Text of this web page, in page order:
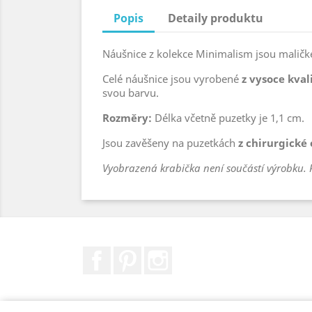
Popis Detaily produktu
Náušnice z kolekce Minimalism jsou
Celé náušnice jsou vyrobené z vysoce
svou barvu.
Rozměry: Délka včetně puzetky je 1,1 cm.
Jsou zavěšeny na puzetkách z chirurgické
Vyobrazená krabička není součástí